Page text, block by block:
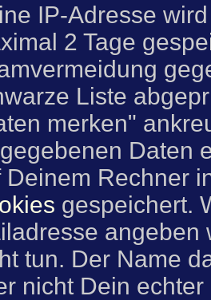
IP-Adresse
2 Tage
Liste
merken"
Daten
Deinem Rechner
gespeichert.
angeben
tun. Der Name
nicht Dein